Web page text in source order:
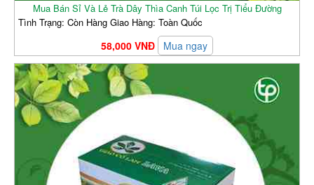
Mua Bán Sỉ Và Lẻ Trà Dây Thìa Canh Túi Lọc Trị Tiểu Đường
Tình Trạng: Còn Hàng Giao Hàng: Toàn Quốc
58,000 VNĐ Mua ngay